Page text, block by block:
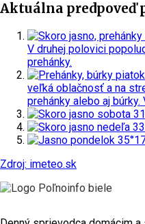
Aktuálna predpoveď
V druhej polovici
prehánky.
piatok
veľká oblačnosť a na
prehánky alebo aj búrky.
sobota
nedeľa
pondelok 35°
Zdroj: imeteo.sk